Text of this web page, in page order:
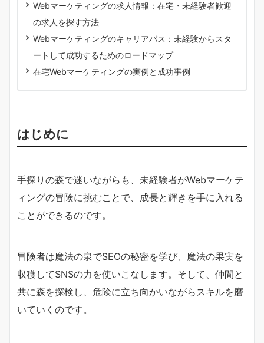
Webマーケティングの求人情報：在宅・未経験者歓迎
の求人を探す方法
Webマーケティングのキャリアパス：未経験からスタ
ートして成功するためのロードマップ
在宅Webマーケティングの実例と成功事例
はじめに
手探りの森で迷いながらも、未経験者がWebマーケテ
ィングの冒険に挑むことで、成長と輝きを手に入れる
ことができるのです。
冒険者は魔法の泉でSEOの秘密を学び、魔法の果実を
収穫してSNSの力を使いこなします。そして、仲間と
共に森を探検し、危険に立ち向かいながらスキルを磨
いていくのです。